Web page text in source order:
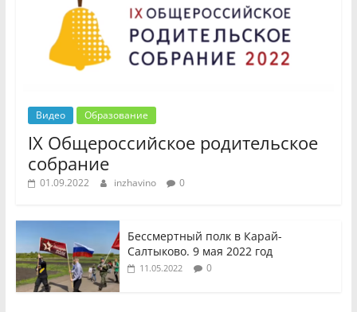
Видео Образование
IX Общероссийское родительское
собрание
01.09.2022 inzhavino 0
Бессмертный полк в Карай-
Салтыково. 9 мая 2022 год
11.05.2022 0